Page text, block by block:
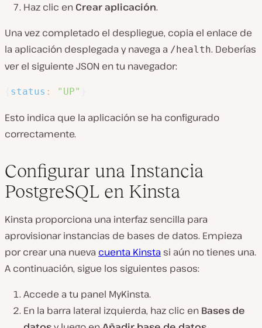
Haz clic en Crear aplicación.
Una vez completado el despliegue, copia el enlace de
la aplicación desplegada y navega a /health. Deberías
ver el siguiente JSON en tu navegador:
status : "UP"
Esto indica que la aplicación se ha configurado
correctamente.
Configurar una Instancia
PostgreSQL en Kinsta
Kinsta proporciona una interfaz sencilla para
aprovisionar instancias de bases de datos. Empieza
por crear una nueva cuenta Kinsta si aún no tienes una.
A continuación, sigue los siguientes pasos:
Accede a tu panel MyKinsta.
En la barra lateral izquierda, haz clic en Bases de